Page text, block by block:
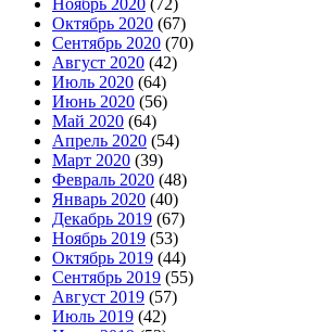
Ноябрь 2020 (72)
Октябрь 2020 (67)
Сентябрь 2020 (70)
Август 2020 (42)
Июль 2020 (64)
Июнь 2020 (56)
Май 2020 (64)
Апрель 2020 (54)
Март 2020 (39)
Февраль 2020 (48)
Январь 2020 (40)
Декабрь 2019 (67)
Ноябрь 2019 (53)
Октябрь 2019 (44)
Сентябрь 2019 (55)
Август 2019 (57)
Июль 2019 (42)